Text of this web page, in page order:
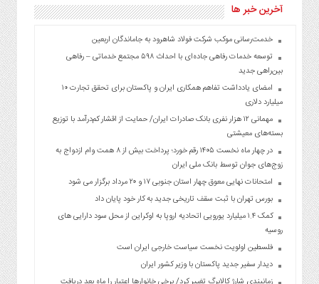
آخرین خبر ها
خدمت‌رسانی موکب شرکت فولاد شاهرود به جاماندگان اربعین
توسعه خدمات رفاهی جاده‌ای با احداث ۵۹۸ مجتمع خدماتی – رفاهی
بین‌راهی جدید
امضای یادداشت تفاهم همکاری ایران و پاکستان برای تحقق تجارت ۱۰
میلیارد دلاری
مهمانی ۱۲ هزار نفری بانک صادرات ایران/ حمایت از اقشار کم‌درآمد با توزیع
بسته‌های معیشتی
در چهار ماه نخست ۱۴۰۵ رقم خورد؛ پرداخت بیش از ۸ همت وام ازدواج به
زوج‌های جوان توسط بانک ملی ایران
امتحانات نهایی معوق چهار استان جنوبی ۱۷ و ۲۰ مرداد برگزار می شود
بورس تهران با ثبت سقف تاریخی جدید به کار خود پایان داد
کمک ۱.۴ میلیارد یورویی اتحادیه اروپا به اوکراین از محل سود دارایی های
روسیه
فلسطین اولویت نخست سیاست خارجی ایران است
دیدار سفیر جدید پاکستان با وزیر کشور ایران